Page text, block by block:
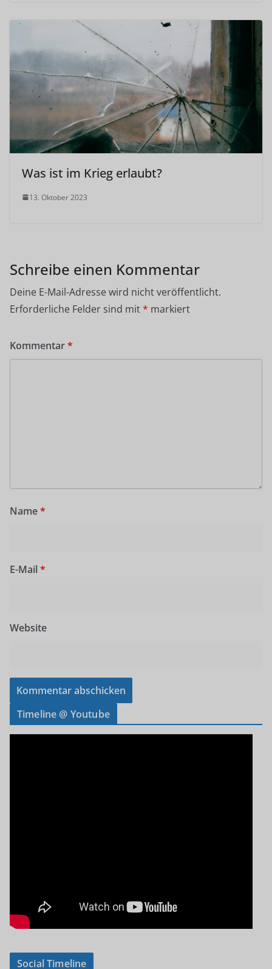
Was ist im Krieg erlaubt?
13. Oktober 2023
Schreibe einen Kommentar
Deine E-Mail-Adresse wird nicht veröffentlicht.
Erforderliche Felder sind mit* markiert
Kommentar*
Name*
E-Mail *
Website
Timeline @ Youtube
Social Timeline